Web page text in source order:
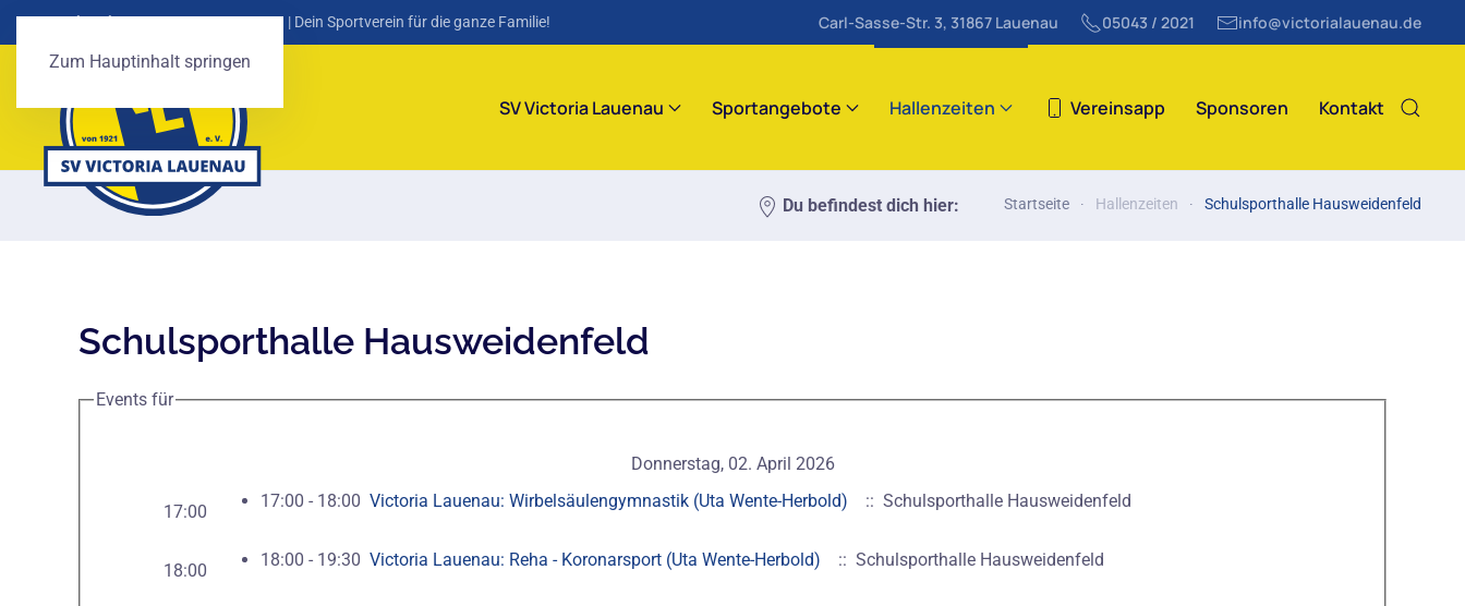
Zum Hauptinhalt springen
SV Victoria Lauenau von 1921 e. V. | Dein Sportverein für die ganze Familie! Carl-Sasse-Str. 3, 31867 Lauenau 05043 / 2021 info@victorialauenau.de
SV Victoria Lauenau Sportangebote Hallenzeiten Vereinsapp Sponsoren Kontakt
Du befindest dich hier: Startseite Hallenzeiten Schulsporthalle Hausweidenfeld
Schulsporthalle Hausweidenfeld
Events für
Donnerstag, 02. April 2026
17:00
17:00 - 18:00 Victoria Lauenau: Wirbelsäulengymnastik (Uta Wente-Herbold) :: Schulsporthalle Hausweidenfeld
18:00
18:00 - 19:30 Victoria Lauenau: Reha - Koronarsport (Uta Wente-Herbold) :: Schulsporthalle Hausweidenfeld